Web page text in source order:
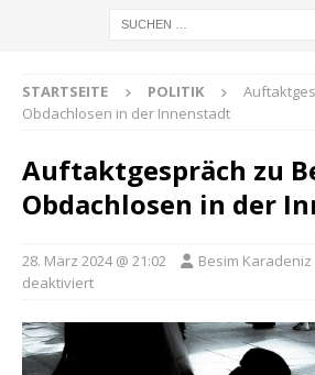
STARTSEITE POLITIK
Obdachlosen in der Innenstadt
Auftaktgespräch zu
Obdachlosen in der
28. März 2024 @ 21:02 Besim Karadeniz
deaktiviert